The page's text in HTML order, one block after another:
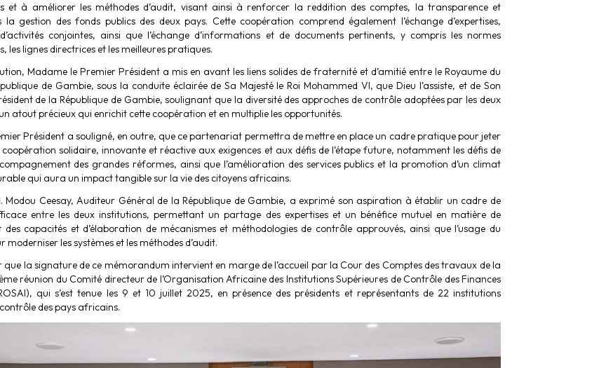
et à améliorer les méthodes d’audit, visant ainsi à renforcer la reddition des comptes, la transparence et
la gestion des fonds publics des deux pays. Cette coopération comprend également l’échange d’expertises,
conjointes, ainsi que l’échange d’informations et de documents pertinents, y compris les normes
les lignes directrices et les meilleures pratiques.
Madame le Premier Président a mis en avant les liens solides de fraternité et d’amitié entre le Royaume du
de Gambie, sous la conduite éclairée de Sa Majesté le Roi Mohammed VI, que Dieu l’assiste, et de Son
de la République de Gambie, soulignant que la diversité des approches de contrôle adoptées par les deux
atout précieux qui enrichit cette coopération et en multiplie les opportunités.
Président a souligné, en outre, que ce partenariat permettra de mettre en place un cadre pratique pour jeter
coopération solidaire, innovante et réactive aux exigences et aux défis de l’étape future, notamment les défis de
des grandes réformes, ainsi que l’amélioration des services publics et la promotion d’un climat
qui aura un impact tangible sur la vie des citoyens africains.
Modou Ceesay, Auditeur Général de la République de Gambie, a exprimé son aspiration à établir un cadre de
entre les deux institutions, permettant un partage des expertises et un bénéfice mutuel en matière de
des capacités et d’élaboration de mécanismes et méthodologies de contrôle approuvés, ainsi que l’usage du
moderniser les systèmes et les méthodes d’audit.
que la signature de ce mémorandum intervient en marge de l’accueil par la Cour des Comptes des travaux de la
réunion du Comité directeur de l’Organisation Africaine des Institutions Supérieures de Contrôle des Finances
qui s’est tenue les 9 et 10 juillet 2025, en présence des présidents et représentants de 22 institutions
des pays africains.